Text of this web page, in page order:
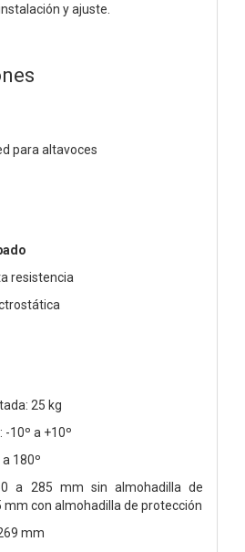
y ajuste.
para altavoces
resistencia
25 kg
-10º a +10º
180º
a 285 mm sin almohadilla de
mm con almohadilla de protección
mm